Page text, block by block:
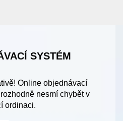
SYSTÉM
Online objednávací
nesmí chybět v
ordinaci.